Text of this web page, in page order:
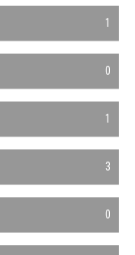
1
0
1
3
0